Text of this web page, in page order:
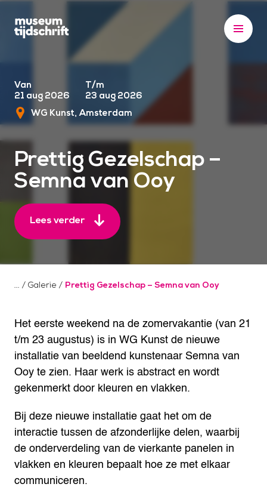
S
o
n
Van
21 aug 2026
T/m
23 aug 2026
WG Kunst Amsterdam
Prettig Gezelschap –
Semna van Ooy
Lees verder
/ Galerie / Prettig Gezelschap – Semna van Ooy
Het eerste weekend na de zomervakantie (van 21
t/m 23 augustus) is in WG Kunst de nieuwe
installatie van beeldend kunstenaar Semna van
Ooy te zien. Haar werk is abstract en wordt
gekenmerkt door kleuren en vlakken.
Bij deze nieuwe installatie gaat het om de
interactie tussen de afzonderlijke delen, waarbij
de onderverdeling van de vierkante panelen in
vlakken en kleuren bepaalt hoe ze met elkaar
communiceren.